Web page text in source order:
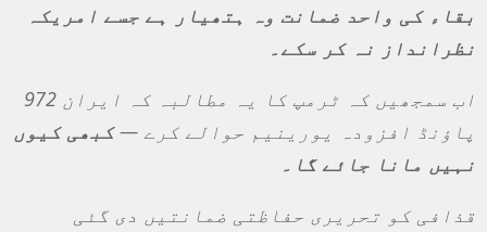
بقاء کی واحد ضمانت وہ ہتھیار ہے جسے امریکہ
نظرانداز نہ کر سکے۔
اب سمجھیں کہ ٹرمپ کا یہ مطالبہ کہ ایران 972
پاؤنڈ افزودہ یورینیم حوالے کرے —کبھی کیوں
نہیں مانا جائے گا۔
قذافی کو تحریری حفاظتی ضمانتیں دی گئی